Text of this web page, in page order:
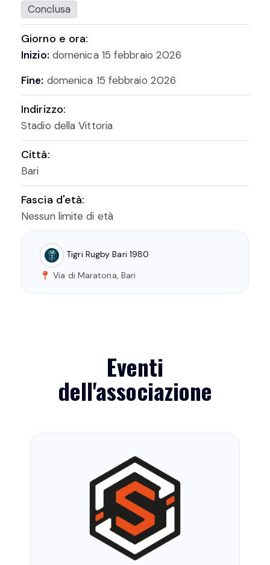
Conclusa
Giorno e ora:
Inizio: domenica 15 febbraio 2026
Fine: domenica 15 febbraio 2026
Indirizzo:
Stadio della Vittoria
Città:
Bari
Fascia d'età:
Nessun limite di età
Tigri Rugby Bari 1980
Via di Maratona, Bari
Eventi
dell'associazione